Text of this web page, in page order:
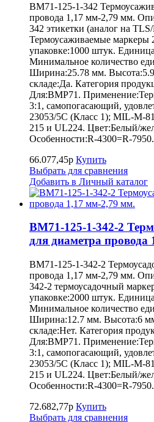
BM71-125-1-342
провода 1,17 мм-2,79 мм.
342 этикетки (аналог на
Термоусаживаемые
упаковке:1000 штук.
Минимальное количество
Ширина:25.78 мм.
складе:Да. Категория
Для:BMP71.
3:1, самопогасающий,
23053/5C (Класс 1); MIL-M-
215 и UL224. Цвет:Белый/
Особенности:R-4300=R-7950.
66.077,45р Купить
Выбрать для сравнения
Добавить в Личный каталог
BM71-125-1-342-2
для диаметра
BM71-125-1-342-2
провода 1,17 мм-2,79 мм.
342-2 термоусадочный
упаковке:2000 штук.
Минимальное количество
Ширина:12.7 мм. Высота:6
складе:Нет. Категория
Для:BMP71.
3:1, самопогасающий,
23053/5C (Класс 1); MIL-M-
215 и UL224. Цвет:Белый/
Особенности:R-4300=R-7950.
72.682,77р Купить
Выбрать для сравнения